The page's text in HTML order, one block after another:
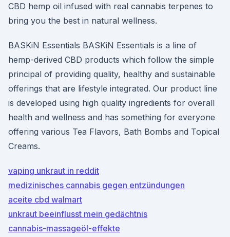
CBD hemp oil infused with real cannabis terpenes to
bring you the best in natural wellness.
BASKiN Essentials BASKiN Essentials is a line of
hemp-derived CBD products which follow the simple
principal of providing quality, healthy and sustainable
offerings that are lifestyle integrated. Our product line
is developed using high quality ingredients for overall
health and wellness and has something for everyone
offering various Tea Flavors, Bath Bombs and Topical
Creams.
vaping unkraut in reddit
medizinisches cannabis gegen entzündungen
aceite cbd walmart
unkraut beeinflusst mein gedächtnis
cannabis-massageöl-effekte